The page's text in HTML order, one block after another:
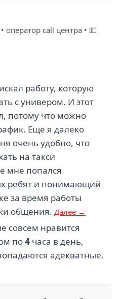
• оператор call центра • 💵
работу, которую
с универом. И этот
потому что можно
Еще я далеко
очень удобно, что
на такси
мне попался
ребят и понимающий
за время работы
общения. Далее →
совсем нравится
по4 часа в день,
адекватные.